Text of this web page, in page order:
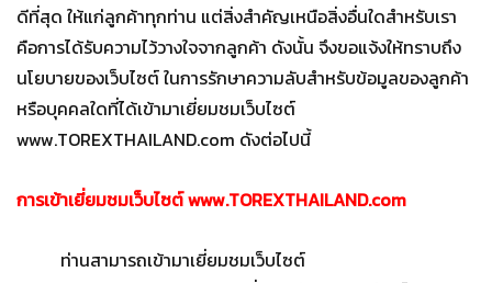
ดีที่สุด ให้แก่ลูกค้าทุกท่าน แต่สิ่งสำคัญเหนือสิ่งอื่นใดสำหรับเรา
คือการได้รับความไว้วางใจจากลูกค้า ดังนั้น จึงขอแจ้งให้ทราบถึง
นโยบายของเว็บไซต์ ในการรักษาความลับสำหรับข้อมูลของลูกค้า
หรือบุคคลใดที่ได้เข้ามาเยี่ยมชมเว็บไซต์
www.TOREXTHAILAND.com ดังต่อไปนี้
การเข้าเยี่ยมชมเว็บไซต์www.TOREXTHAILAND.com
ท่านสามารถเข้ามาเยี่ยมชมเว็บไซต์